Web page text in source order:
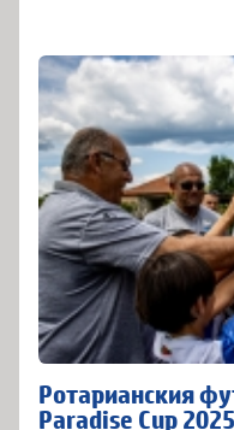
Ротарианския
Paradise Cup 2025